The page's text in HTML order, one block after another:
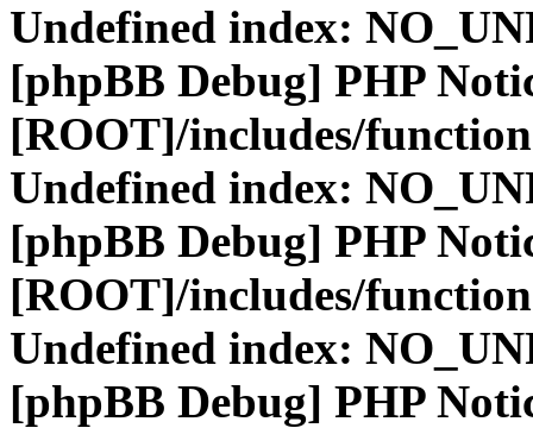
Undefined index:
[phpBB Debug] PHP
[ROOT]/includes/
Undefined index:
[phpBB Debug] PHP
[ROOT]/includes/
Undefined index:
[phpBB Debug] PHP